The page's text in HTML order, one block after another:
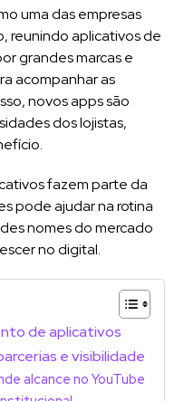
uma das empresas
reunindo aplicativos de
grandes marcas e
acompanhar as
novos apps são
dos lojistas,
fazem parte da
pode ajudar na rotina
nomes do mercado
no digital.
de aplicativos
e visibilidade
alcance no YouTube